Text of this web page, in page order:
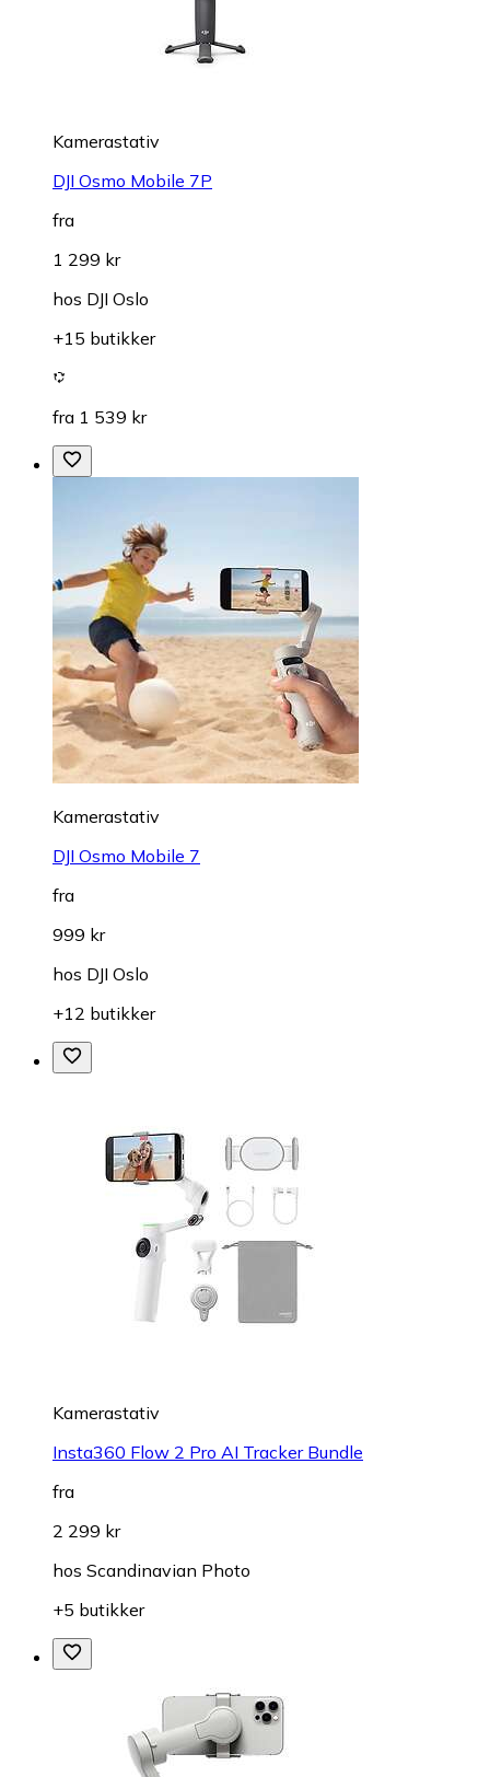
Kamerastativ
DJI Osmo Mobile 7P
fra
1 299 kr
hos DJI Oslo
+15 butikker
fra 1 539 kr
Kamerastativ
DJI Osmo Mobile 7
fra
999 kr
hos DJI Oslo
+12 butikker
Kamerastativ
Insta360 Flow 2 Pro AI Tracker Bundle
fra
2 299 kr
hos Scandinavian Photo
+5 butikker